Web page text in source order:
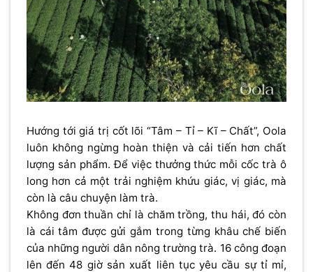
Hướng tới giá trị cốt lõi “Tâm – Tỉ – Kĩ – Chất”, Oola
luôn không ngừng hoàn thiện và cải tiến hơn chất
lượng sản phẩm. Để việc thưởng thức mỗi cốc trà ô
long hơn cả một trải nghiệm khứu giác, vị giác, mà
còn là câu chuyện làm trà.
Không đơn thuần chỉ là chăm trồng, thu hái, đó còn
là cái tâm được gửi gắm trong từng khâu chế biến
của những người dân nông trường trà. 16 công đoạn
lên đến 48 giờ sản xuất liên tục yêu cầu sự tỉ mỉ,